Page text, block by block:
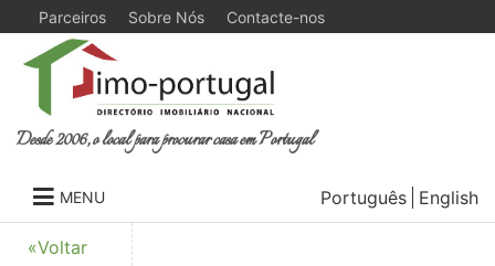
Parceiros Sobre Nós Contacte-nos
Desde 2006, o local para procurar casa em Portugal
MENU Português English
«Voltar